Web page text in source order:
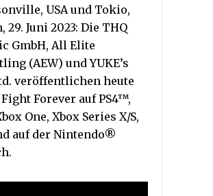
USA und Tokio,
29. Juni 2023: Die THQ
GmbH, All Elite
(AEW) und YUKE’s
veröffentlichen heute
Fight Forever auf PS4™,
One, Xbox Series X/S,
auf der Nintendo®